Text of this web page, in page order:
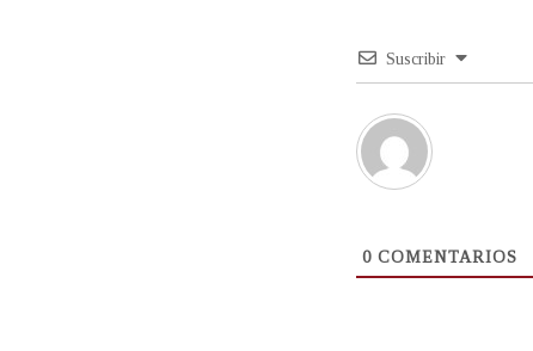
Suscribir
0 COMENTARIOS